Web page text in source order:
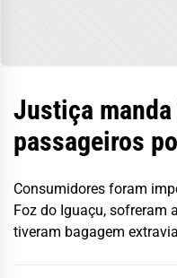
Justiça
passageiros
Consumidores foram
Foz do Iguaçu, sofreram
tiveram bagagem